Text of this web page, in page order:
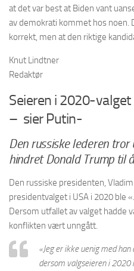
at det var best at Biden vant
av demokrati kommet hos noen.
korrekt, men at den riktige
Knut Lindtner
Redaktør
Seieren i 2020-
– sier Putin-
Den russiske lederen
hindret Donald Trump til
Den russiske presidenten,
presidentvalget i USA i 2020 ble «
Dersom utfallet av valget hadde
konflikten vært unngått.
«Jeg er ikke uenig med
dersom valgseieren i